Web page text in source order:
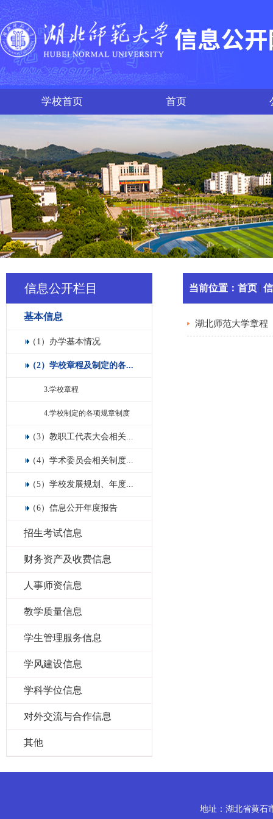
学校首页 首页
信息公开栏目
基本信息
（1）办学基本情况
（2）学校章程及制定的各...
3.学校章程
4.学校制定的各项规章制度
（3）教职工代表大会相关...
（4）学术委员会相关制度...
（5）学校发展规划、年度...
（6）信息公开年度报告
招生考试信息
财务资产及收费信息
人事师资信息
教学质量信息
学生管理服务信息
学风建设信息
学科学位信息
对外交流与合作信息
其他
当前位置： 首页
湖北师范大学章程
地址：湖北省黄石